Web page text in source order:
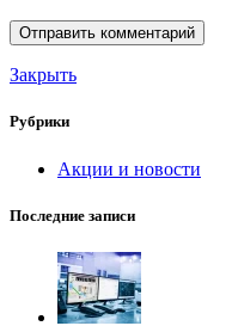
Закрыть
Рубрики
Акции и новости
Последние записи